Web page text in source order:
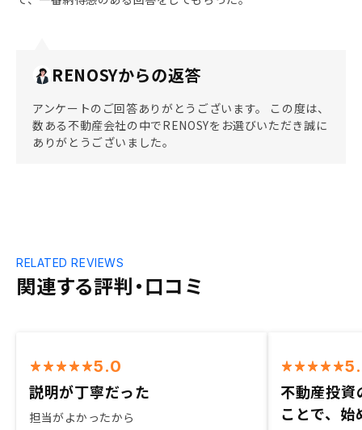
RENOSYからの返答
アンケートのご回答ありがとうございます。 この度は、
数ある不動産会社の中でRENOSYをお選びいただき誠に
ありがとうございました。
関連する評判・口コミ
RELATED REVIEWS
5.0
説明が丁寧だった
担当がよかったから
不動産投資
ことで、始